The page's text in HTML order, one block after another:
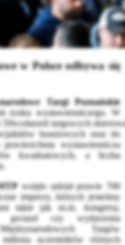
w Polsce odbywa się
Targi Poznańskie
rynku wystawienniczego. W
59wydarzeń targowych
branżowych oraz do
wystawiennicza
kwadratowych, a liczba
wzięło udział prawie 700
imprezy, których jesteśmy
takie jak m.in. kongresy,
gwiazd czy wydarzenia
Targów
uczestników różnych